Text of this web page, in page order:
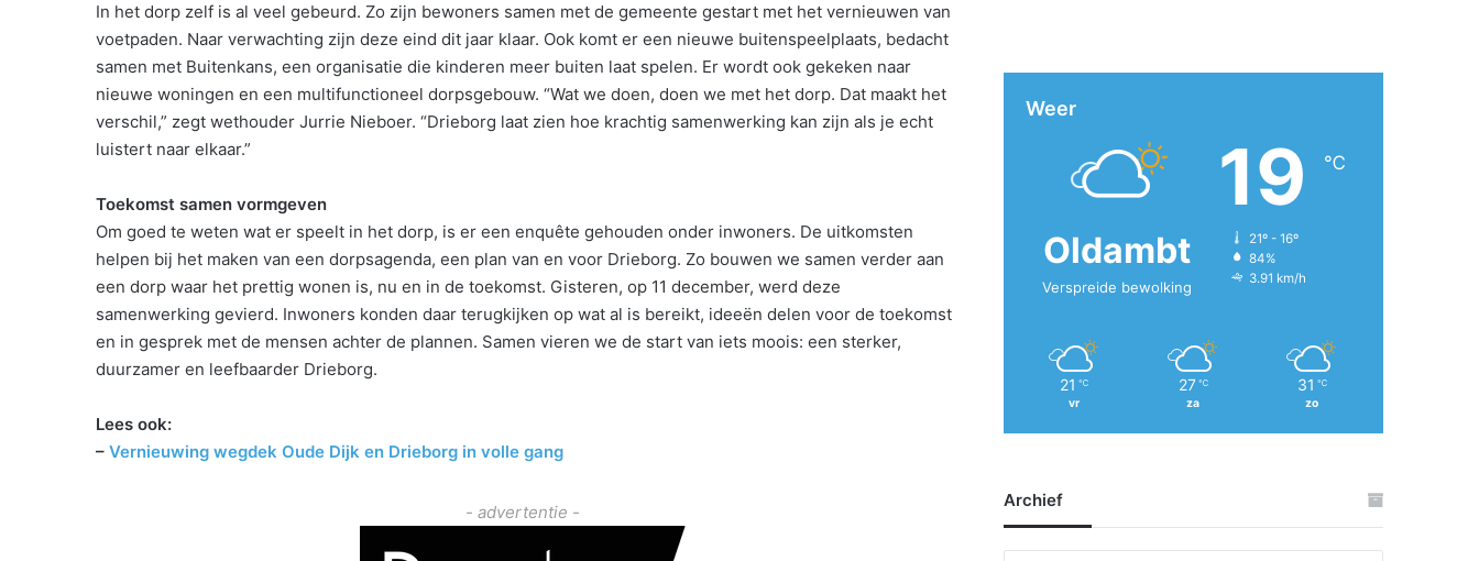
In het dorp zelf is al veel gebeurd. Zo zijn bewoners samen met de gemeente gestart met het vernieuwen van
voetpaden. Naar verwachting zijn deze eind dit jaar klaar. Ook komt er een nieuwe buitenspeelplaats, bedacht
samen met Buitenkans, een organisatie die kinderen meer buiten laat spelen. Er wordt ook gekeken naar
nieuwe woningen en een multifunctioneel dorpsgebouw. “Wat we doen, doen we met het dorp. Dat maakt het
verschil,” zegt wethouder Jurrie Nieboer. “Drieborg laat zien hoe krachtig samenwerking kan zijn als je echt
luistert naar elkaar.”
Toekomst samen vormgeven
Om goed te weten wat er speelt in het dorp, is er een enquête gehouden onder inwoners. De uitkomsten
helpen bij het maken van een dorpsagenda, een plan van en voor Drieborg. Zo bouwen we samen verder aan
een dorp waar het prettig wonen is, nu en in de toekomst. Gisteren, op 11 december, werd deze
samenwerking gevierd. Inwoners konden daar terugkijken op wat al is bereikt, ideeën delen voor de toekomst
en in gesprek met de mensen achter de plannen. Samen vieren we de start van iets moois: een sterker,
duurzamer en leefbaarder Drieborg.
Lees ook:
– Vernieuwing wegdek Oude Dijk en Drieborg in volle gang
- advertentie -
Weer
Oldambt
Verspreide bewolking
19 ℃
21º - 16º
84%
3.91 km/h
21 ℃
vr
27 ℃
za
31 ℃
zo
Archief